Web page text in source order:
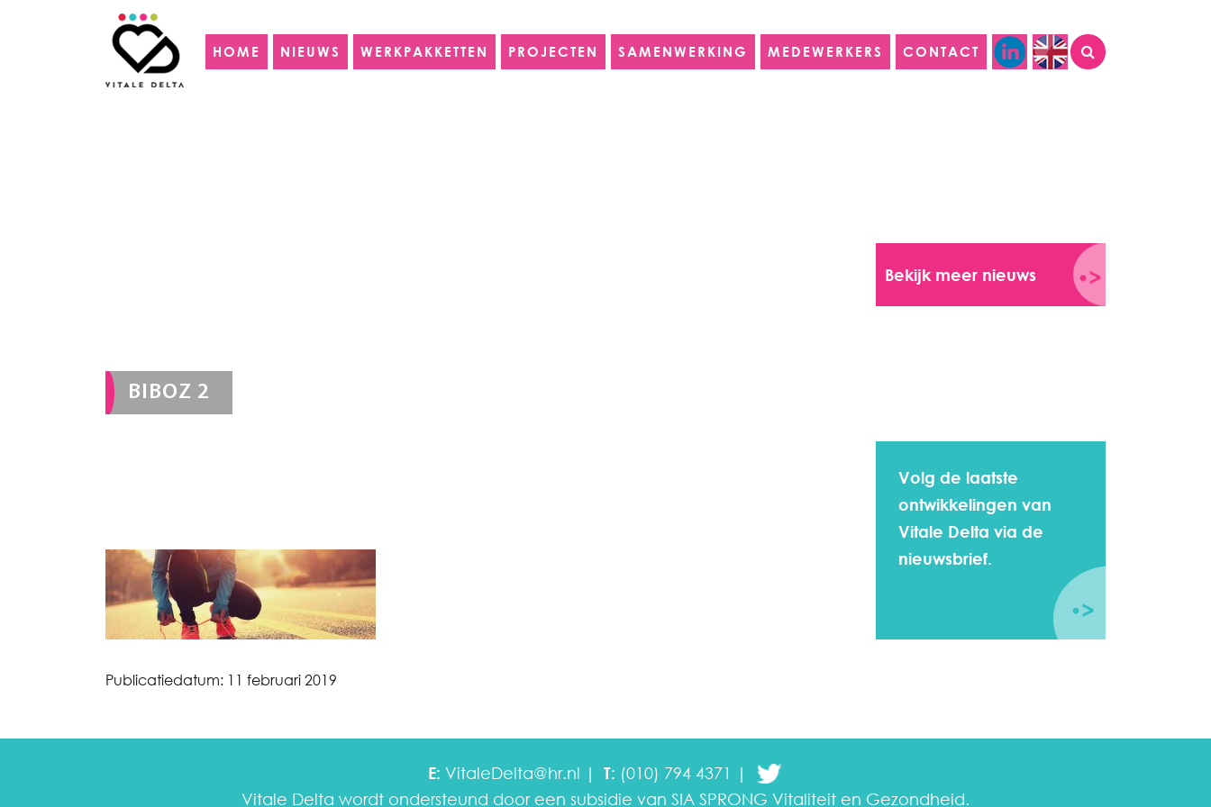
HOME NIEUWS WERKPAKKETTEN PROJECTEN SAMENWERKING MEDEWERKERS CONTACT
BIBOZ 2
Publicatiedatum: 11 februari 2019
Bekijk meer nieuws
Volg de laatste
ontwikkelingen van
Vitale Delta via de
nieuwsbrief.
E: VitaleDelta@hr.nl T: (010) 794 4371
Vitale Delta wordt ondersteund door een subsidie van SIA SPRONG Vitaliteit en Gezondheid.